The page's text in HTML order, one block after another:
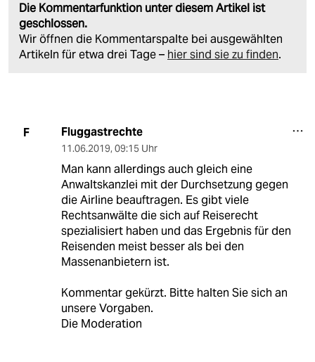
Die Kommentarfunktion unter diesem Artikel ist
geschlossen.
Wir öffnen die Kommentarspalte bei ausgewählten
Artikeln für etwa drei Tage – hier sind sie zu finden.
F Fluggastrechte
11.06.2019, 09:15 Uhr
Man kann allerdings auch gleich eine
Anwaltskanzlei mit der Durchsetzung gegen
die Airline beauftragen. Es gibt viele
Rechtsanwälte die sich auf Reiserecht
spezialisiert haben und das Ergebnis für den
Reisenden meist besser als bei den
Massenanbietern ist.
Kommentar gekürzt. Bitte halten Sie sich an
unsere Vorgaben.
Die Moderation